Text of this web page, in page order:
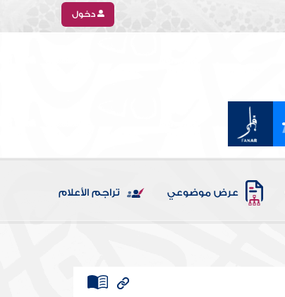
دخول
عرض موضوعي تراجم الأعلام